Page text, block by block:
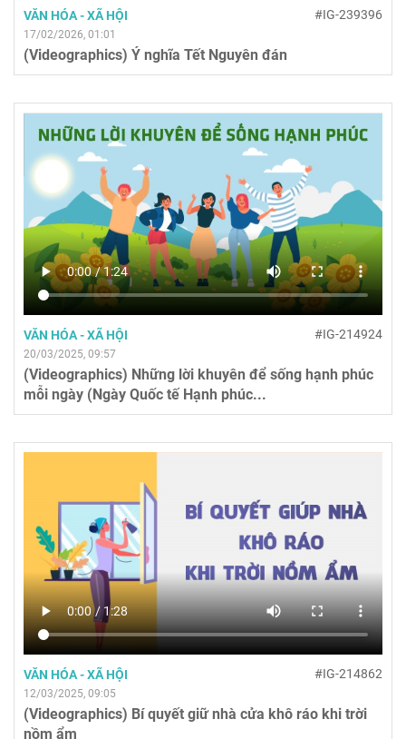
VĂN HÓA - XÃ HỘI #IG-239396
17/02/2026, 01:01
(Videographics) Ý nghĩa Tết Nguyên đán
VĂN HÓA - XÃ HỘI #IG-214924
20/03/2025, 09:57
(Videographics) Những lời khuyên để sống hạnh phúc
mỗi ngày (Ngày Quốc tế Hạnh phúc...
VĂN HÓA - XÃ HỘI #IG-214862
12/03/2025, 09:05
(Videographics) Bí quyết giữ nhà cửa khô ráo khi trời
nồm ẩm